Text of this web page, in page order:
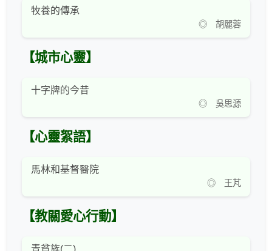
牧養的傳承
◎ 胡麗蓉
【城市心靈】
十字牌的今昔
◎ 吳思源
【心靈絮語】
馬林和基督醫院
◎ 王芃
【教關愛心行動】